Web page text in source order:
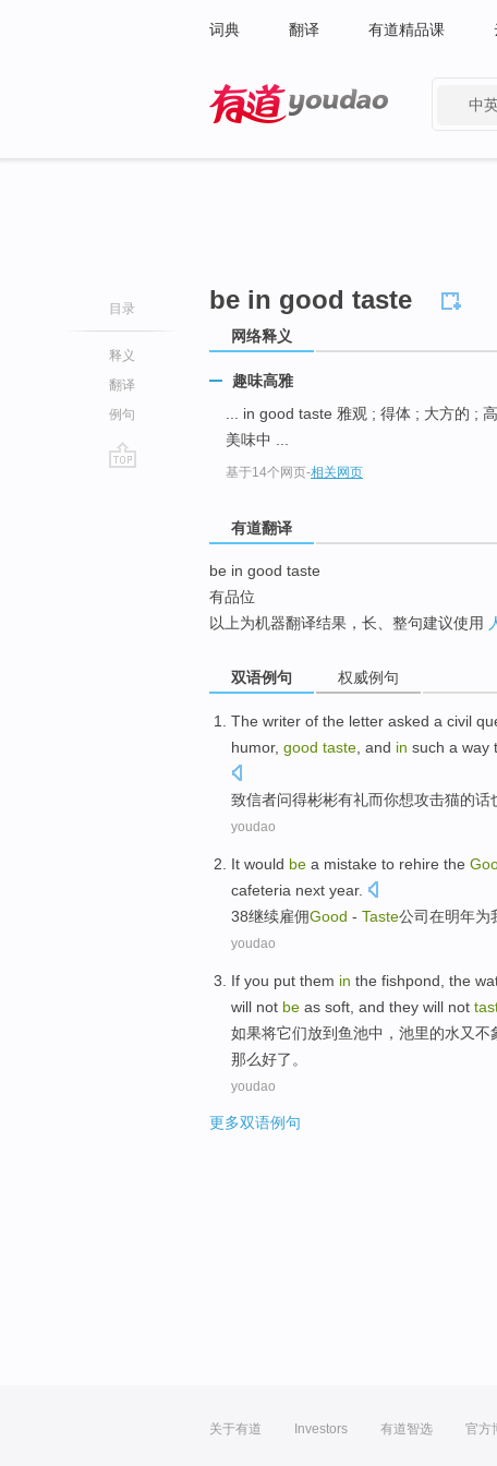
词典 翻译 有道精品课
中
目录
释义
翻译
例句
be in good taste
网络释义
趣味高雅
... in good taste 雅观 ; 得体 ; 大方的 ;
美味中 ...
基于14个网页-相关网页
有道翻译
be in good taste
有品位
以上为机器翻译结果，长、整句建议使用
双语例句 权威例句
The writer of the letter asked a civil
humor, good taste , and in such a way
致信者问得彬彬有礼而你想攻击猫的话
youdao
It would be a mistake to rehire the
cafeteria next year.
38继续雇佣Good - Taste公司在明年为
youdao
If you put them in the fishpond the
will not be as soft and they will not
如果将它们放到鱼池中，池里的水又不
那么好了。
youdao
更多双语例句
关于有道 Investors 有道智选 官方